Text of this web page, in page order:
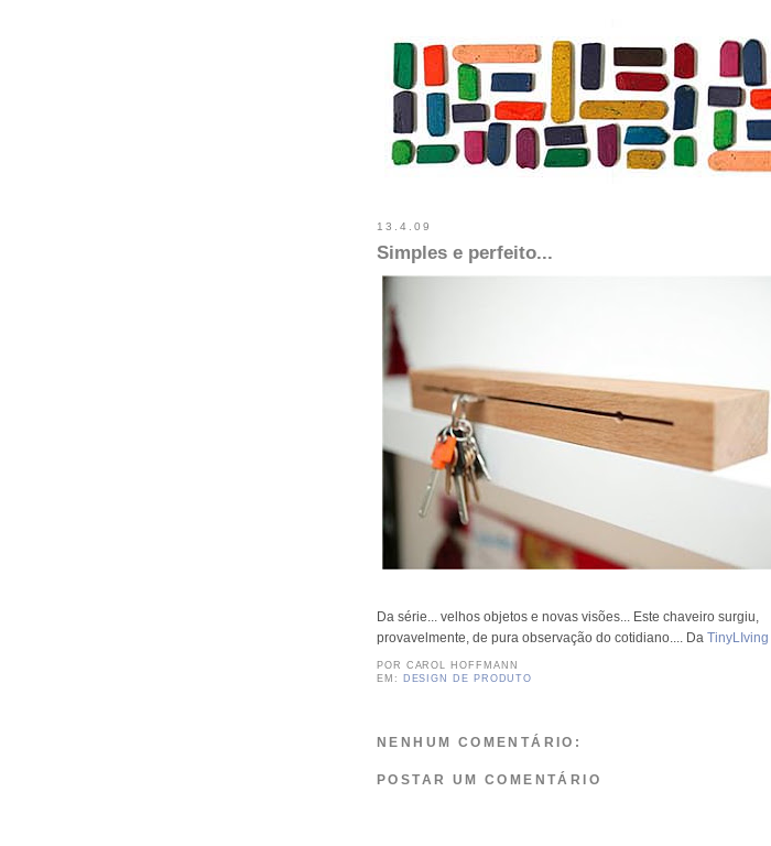
13.4.09
Simples e perfeito...
Da série... velhos objetos e novas visões... Este chaveiro surgiu,
provavelmente, de pura observação do cotidiano.... Da TinyLIving
POR CAROL HOFFMANN
EM:
DESIGN DE PRODUTO
NENHUM COMENTÁRIO:
POSTAR UM COMENTÁRIO